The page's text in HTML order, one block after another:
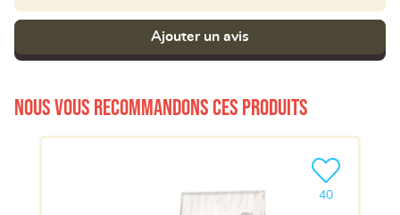
Ajouter un avis
Nous vous recommandons ces produits
40
Ajouter le